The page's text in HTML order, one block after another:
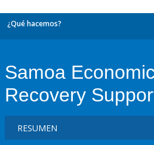
¿Qué hacemos?
Samoa
Recovery